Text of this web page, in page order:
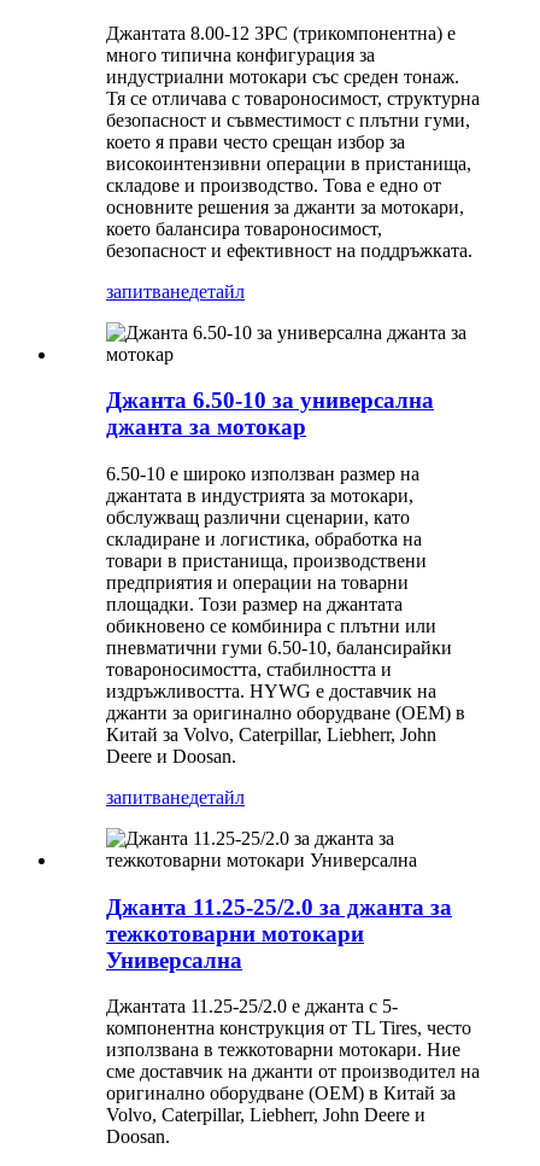
Джантата 8.00-12 3PC (трикомпонентна) е
много типична конфигурация за
индустриални мотокари със среден тонаж.
Тя се отличава с товароносимост, структурна
безопасност и съвместимост с плътни гуми,
което я прави често срещан избор за
високоинтензивни операции в пристанища,
складове и производство. Това е едно от
основните решения за джанти за мотокари,
което балансира товароносимост,
безопасност и ефективност на поддръжката.
запитванедетайл
Джанта 6.50-10 за универсална
джанта за мотокар
6.50-10 е широко използван размер на
джантата в индустрията за мотокари,
обслужващ различни сценарии, като
складиране и логистика, обработка на
товари в пристанища, производствени
предприятия и операции на товарни
площадки. Този размер на джантата
обикновено се комбинира с плътни или
пневматични гуми 6.50-10, балансирайки
товароносимостта, стабилността и
издръжливостта. HYWG е доставчик на
джанти за оригинално оборудване (OEM) в
Китай за Volvo, Caterpillar, Liebherr, John
Deere и Doosan.
запитванедетайл
Джанта 11.25-25/2.0 за джанта за
тежкотоварни мотокари
Универсална
Джантата 11.25-25/2.0 е джанта с 5-
компонентна конструкция от TL Tires, често
използвана в тежкотоварни мотокари. Ние
сме доставчик на джанти от производител на
оригинално оборудване (OEM) в Китай за
Volvo, Caterpillar, Liebherr, John Deere и
Doosan.